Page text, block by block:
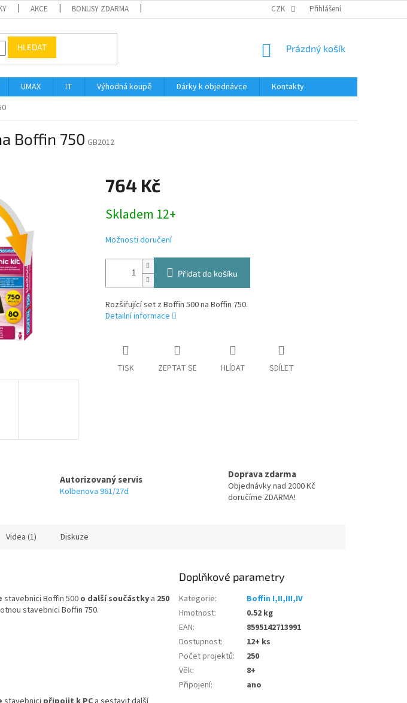
AKCE BONUSY ZDARMA PODMÍNKY OCHRANY OSOBNÍCH ÚDAJŮ
CZK Přihlášení
HLEDAT
NÁKUPNÍ
Prázdný košík
UMAX IT Výhodná koupě Dárky k objednávce
Kontakty
Boffin 750 GB2012
764 Kč
cena:
Skladem 12+
Možnosti doručení
Přidat do košíku
Rozšiřující set z Boffin 500 na Boffin 750.
Detailní informace
TISK ZEPTAT SE HLÍDAT SDÍLET
Autorizovaný servis
Kolbenova 961/27d
Doprava zdarma
Objednávky nad 2000 Kč
doručíme ZDARMA!
Videa (1) Diskuze
stavebnici Boffin 500 o další součástky a 250
stavebnici Boffin 750.
Doplňkové parametry
Kategorie:
Boffin I,II,III,IV
Hmotnost:
0.52 kg
EAN:
8595142713991
Dostupnost:
12+ ks
Počet projektů:
250
Věk:
8+
Připojení: ano